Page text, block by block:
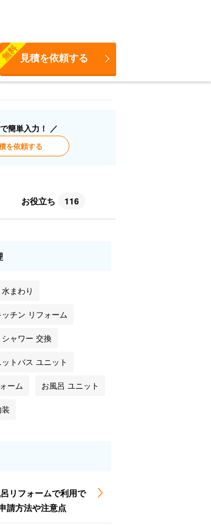
見積を依頼する
無料
簡単入力！ ／
を依頼する
お役立ち 116
水まわり
ッチン リフォーム
シャワー 交換
トバス ユニット
ーム お風呂 ユニット
リフォームで利用で
請方法や注意点